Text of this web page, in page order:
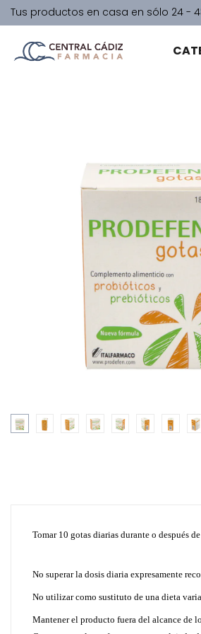
Tus productos en casa en sólo 24 -
Tomar 10 gotas diarias durante o después
No superar la dosis diaria expresamente
No utilizar como sustituto de una dieta
Mantener el producto fuera del alcance de